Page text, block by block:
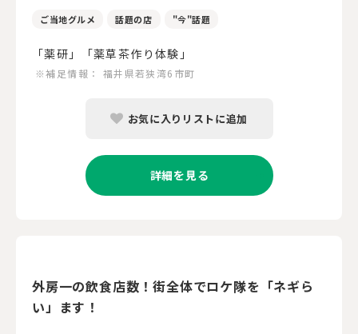
ご当地グルメ 話題の店 "今"話題
「薬研」「薬草茶作り体験」
※補足情報： 福井県若狭湾6市町
お気に入りリストに追加
詳細を見る
外房一の飲食店数！街全体でロケ隊を「ネギら
い」ます！